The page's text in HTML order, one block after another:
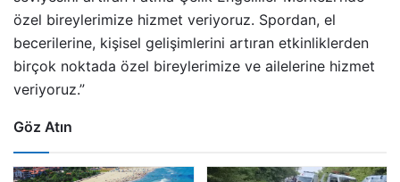
özel bireylerimize hizmet veriyoruz. Spordan, el
becerilerine, kişisel gelişimlerini artıran etkinliklerden
birçok noktada özel bireylerimize ve ailelerine hizmet
veriyoruz.”
Göz Atın